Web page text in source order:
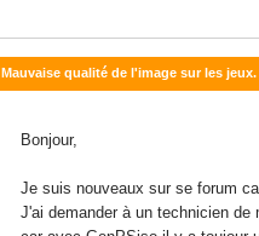
Mauvaise qualité de l'image sur les jeux.
Bonjour,
Je suis nouveaux sur se forum
J'ai demander à un technicien